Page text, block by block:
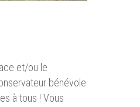
et/ou le
bénévole
à tous ! Vous